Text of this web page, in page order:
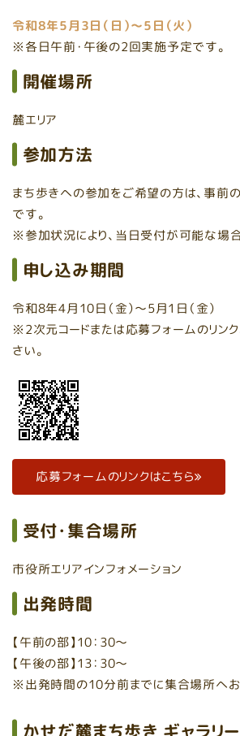
令和8年5月3日（日）～5日（火）
※各日午前・午後の2回実施予定です。
開催場所
麓エリア
参加方法
まち歩きへの参加をご希望の方は、事前
です。
※参加状況により、当日受付が可能な場合
申し込み期間
令和8年4月10日（金）～5月1日（金）
※2次元コードまたは応募フォームのリン
さい。
応募フォームのリンクはこちら
受付・集合場所
市役所エリアインフォメーション
出発時間
【午前の部】10：30～
【午後の部】13：30～
※出発時間の10分前までに集合場所へお
かせだ麓まち歩き ギャラリー